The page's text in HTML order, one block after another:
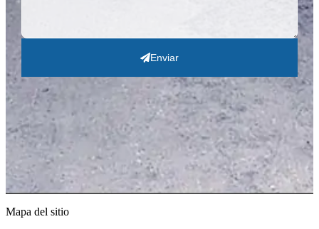
Enviar
Mapa del sitio